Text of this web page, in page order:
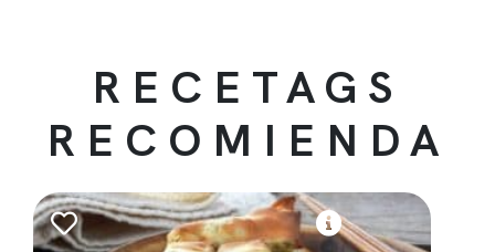
RECETAGS
RECOMIENDA